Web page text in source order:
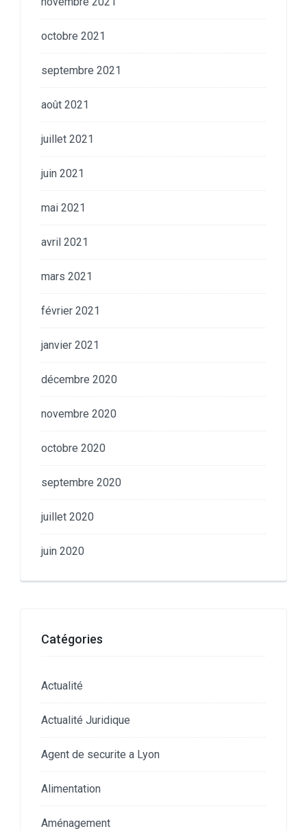
octobre 2021
septembre 2021
août 2021
juillet 2021
juin 2021
mai 2021
avril 2021
mars 2021
février 2021
janvier 2021
décembre 2020
novembre 2020
octobre 2020
septembre 2020
juillet 2020
juin 2020
Catégories
Actualité
Actualité Juridique
Agent de securite a Lyon
Alimentation
Aménagement